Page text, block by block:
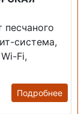
система,
Fi,
Подробнее